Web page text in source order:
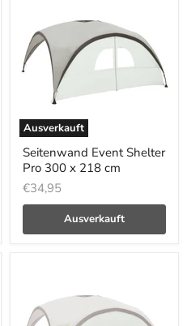
Ausverkauft
Seitenwand Event Shelter
Pro 300 x 218 cm
€34,95
Ausverkauft